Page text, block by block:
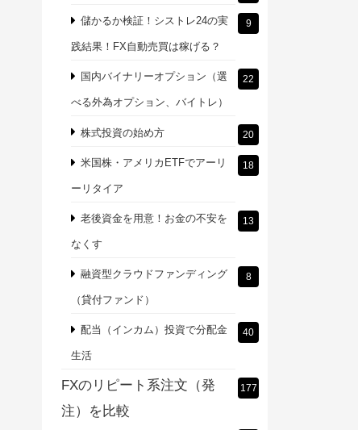
儲かるか検証！シストレ24の実
践結果！FX自動売買は稼げる？
9
国内バイナリーオプション（選
べる外為オプション、バイトレ）
22
株式投資の始め方 20
米国株・アメリカETFでアーリ
ーリタイア
18
老後資金を用意！お金の不安を
なくす
13
融資型クラウドファンディング
（貸付ファンド）
8
配当（インカム）投資で分配金
生活
40
FXのリピート系注文（発
注）を比較
177